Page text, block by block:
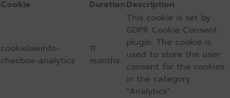
Cookie
DurationDescription
cookielawinfo-
checbox-analytics
11
months
This cookie is set by
GDPR Cookie Consent
plugin. The cookie is
used to store the user
consent for the cookies
in the category
"Analytics".